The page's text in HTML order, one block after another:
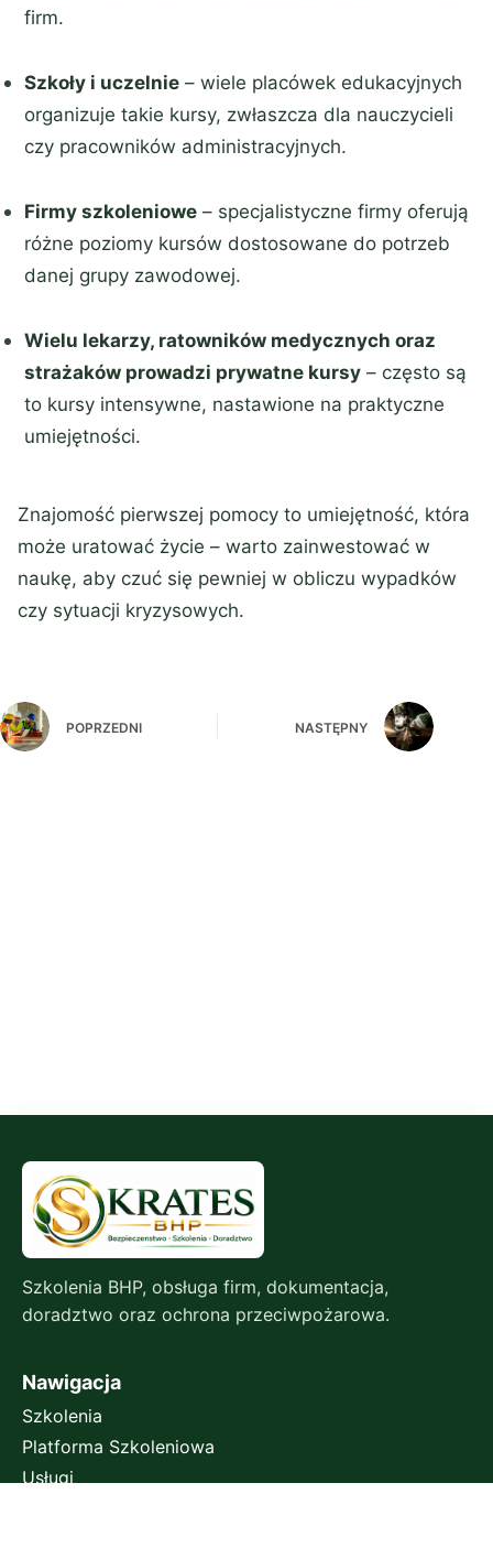
firm.
Szkoły i uczelnie – wiele placówek edukacyjnych
organizuje takie kursy, zwłaszcza dla nauczycieli
czy pracowników administracyjnych.
Firmy szkoleniowe – specjalistyczne firmy oferują
różne poziomy kursów dostosowane do potrzeb
danej grupy zawodowej.
Wielu lekarzy, ratowników medycznych oraz
strażaków prowadzi prywatne kursy – często są
to kursy intensywne, nastawione na praktyczne
umiejętności.
Znajomość pierwszej pomocy to umiejętność, która
może uratować życie – warto zainwestować w
naukę, aby czuć się pewniej w obliczu wypadków
czy sytuacji kryzysowych.
POPRZEDNI NASTĘPNY
Szkolenia BHP, obsługa firm, dokumentacja,
doradztwo oraz ochrona przeciwpożarowa.
Nawigacja
Szkolenia
Platforma Szkoleniowa
Usługi